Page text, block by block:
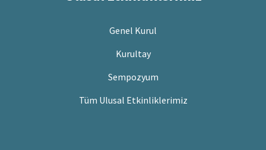
Genel Kurul
Kurultay
Sempozyum
Tüm Ulusal Etkinliklerimiz